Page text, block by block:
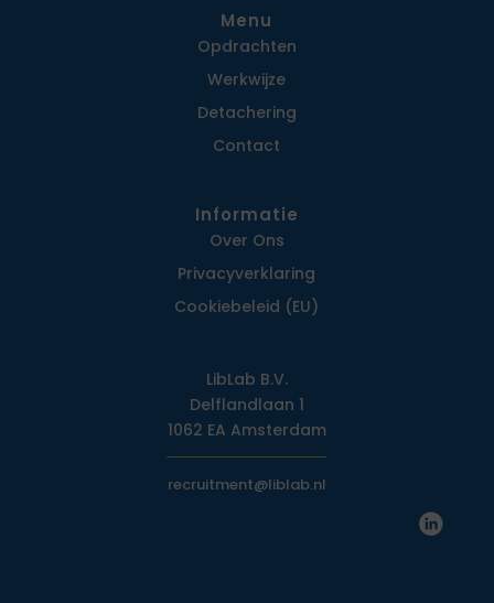
Menu
Opdrachten
Werkwijze
Detachering
Contact
Informatie
Over Ons
Privacy­verklaring
Cookiebeleid (EU)
LibLab B.V.
Delflandlaan 1
1062 EA Amsterdam
recruitment@liblab.nl